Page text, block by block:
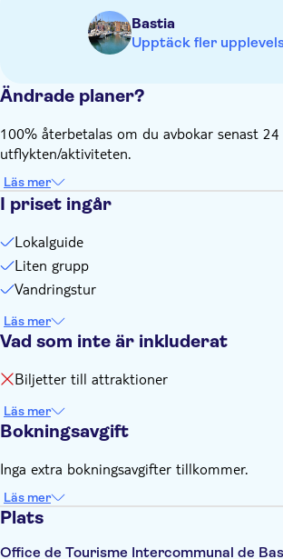
The itinerary adapts to guests' interests
Stops may vary depending on weather
This is a walking tour of city highlights
Bastia
Upptäck fler
Ändrade planer?
100% återbetalas om du avbokar senast
utflykten/aktiviteten.
Läs mer
I priset ingår
Lokalguide
Liten grupp
Vandringstur
Läs mer
Vad som inte är inkluderat
Biljetter till attraktioner
Läs mer
Bokningsavgift
Inga extra bokningsavgifter tillkommer.
Läs mer
Plats
Office de Tourisme Intercommunal de